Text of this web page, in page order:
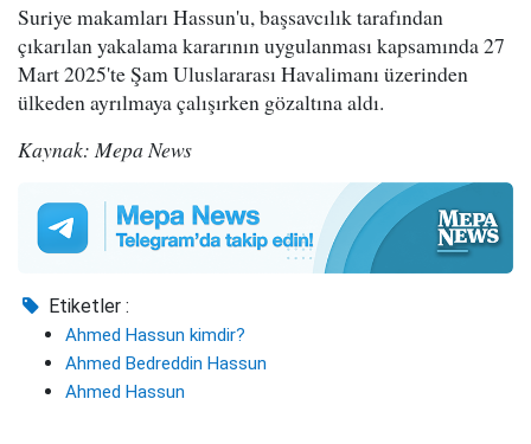
Suriye makamları Hassun'u, başsavcılık tarafından
çıkarılan yakalama kararının uygulanması kapsamında 27
Mart 2025'te Şam Uluslararası Havalimanı üzerinden
ülkeden ayrılmaya çalışırken gözaltına aldı.
Kaynak: Mepa News
Etiketler :
Ahmed Hassun kimdir?
Ahmed Bedreddin Hassun
Ahmed Hassun